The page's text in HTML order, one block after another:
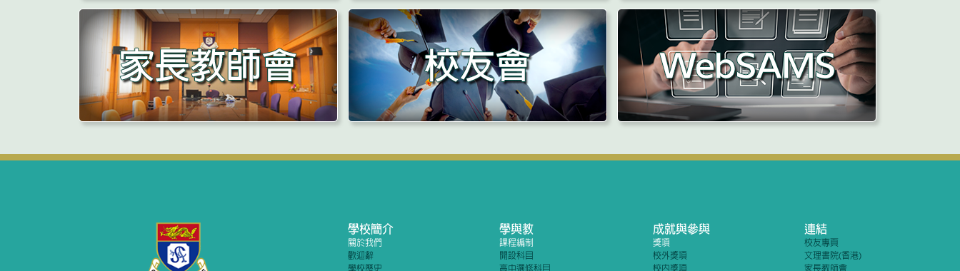
學校簡介
關於我們
歡迎辭
學校歷史
學與教
課程編制
開設科目
高中選修科目
成就與參與
獎項
校外獎項
校內獎項
連結
校友專頁
文理書院(香港)
家長教師會